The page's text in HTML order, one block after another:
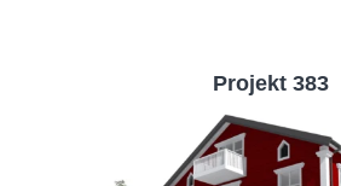
Projekt 383